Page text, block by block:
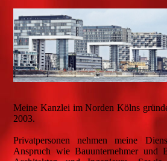
Meine Kanzlei im Norden Kölns
2003.
Privatpersonen nehmen meine
Anspruch wie Bauunternehmer und